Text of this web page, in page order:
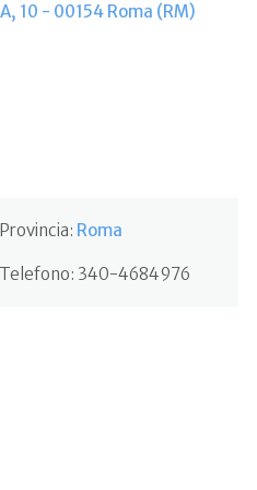
10 - 00154 Roma (RM)
Provincia: Roma
Telefono: 340-4684976